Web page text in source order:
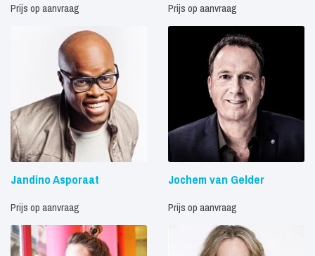
Prijs op aanvraag Prijs op aanvraag
Jandino Asporaat
Prijs op aanvraag
Jochem van Gelder
Prijs op aanvraag